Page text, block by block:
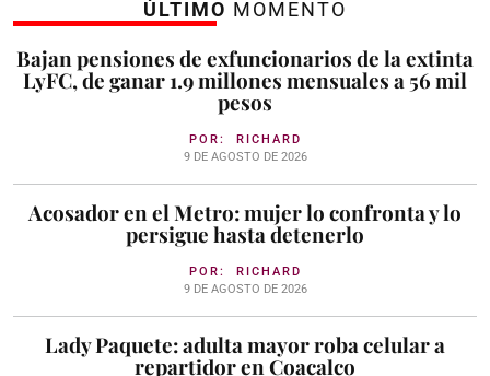
ÚLTIMO MOMENTO
Bajan pensiones de exfuncionarios de la extinta
LyFC, de ganar 1.9 millones mensuales a 56 mil
pesos
POR: RICHARD
9 DE AGOSTO DE 2026
Acosador en el Metro: mujer lo confronta y lo
persigue hasta detenerlo
POR: RICHARD
9 DE AGOSTO DE 2026
Lady Paquete: adulta mayor roba celular a
repartidor en Coacalco